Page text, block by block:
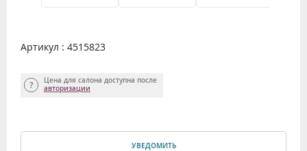
Артикул : 4515823
Цена для салона доступна после
авторизации
УВЕДОМИТЬ